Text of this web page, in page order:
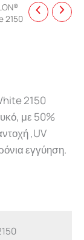
2150
2150
με 50%
,UV
εγγύηση.